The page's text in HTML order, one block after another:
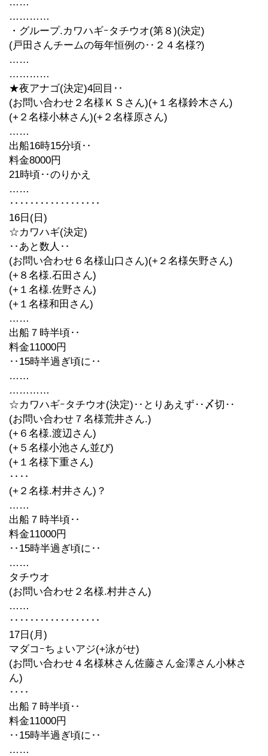
…………
・グループ.カワハギｰタチウオ(第８)(決定)
(戸田さんチームの毎年恒例の‥２４名様?)
……
…………
★夜アナゴ(決定)4回目‥
(お問い合わせ２名様ＫＳさん)(+１名様鈴木さん)
(+２名様小林さん)(+２名様原さん)
……
出船16時15分頃‥
料金8000円
21時頃‥のりかえ
……
‥‥‥‥‥‥‥‥‥
16日(日)
☆カワハギ(決定)
‥あと数人‥
(お問い合わせ６名様山口さん)(+２名様矢野さん)
(+８名様.石田さん)
(+１名様.佐野さん)
(+１名様和田さん)
……
出船７時半頃‥
料金11000円
‥15時半過ぎ頃に‥
……
…………
☆カワハギｰタチウオ(決定)‥とりあえず‥〆切‥
(お問い合わせ７名様荒井さん.)
(+６名様.渡辺さん)
(+５名様小池さん並び)
(+１名様下重さん)
‥‥
(+２名様.村井さん)？
……
出船７時半頃‥
料金11000円
‥15時半過ぎ頃に‥
……
タチウオ
(お問い合わせ２名様.村井さん)
……
‥‥‥‥‥‥‥‥‥
17日(月)
マダコｰちょいアジ(+泳がせ)
(お問い合わせ４名様林さん佐藤さん金澤さん小林さ
ん)
‥‥
出船７時半頃‥
料金11000円
‥15時半過ぎ頃に‥
……